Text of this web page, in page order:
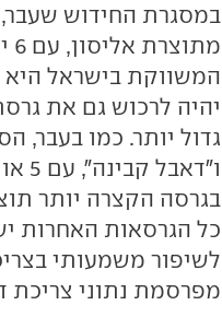
במסגרת החידוש
גדול יותר. כמו בעבר,
בגרסה הקצרה יותר
כל הגרסאות האחרות
לשיפור משמעותי
מפרסמת נתוני צריכת